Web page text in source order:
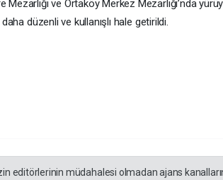
Mezarlığı ve Ortaköy Merkez Mezarlığı’nda
düzenli ve kullanışlı hale getirildi.
editörlerinin müdahalesi olmadan ajans